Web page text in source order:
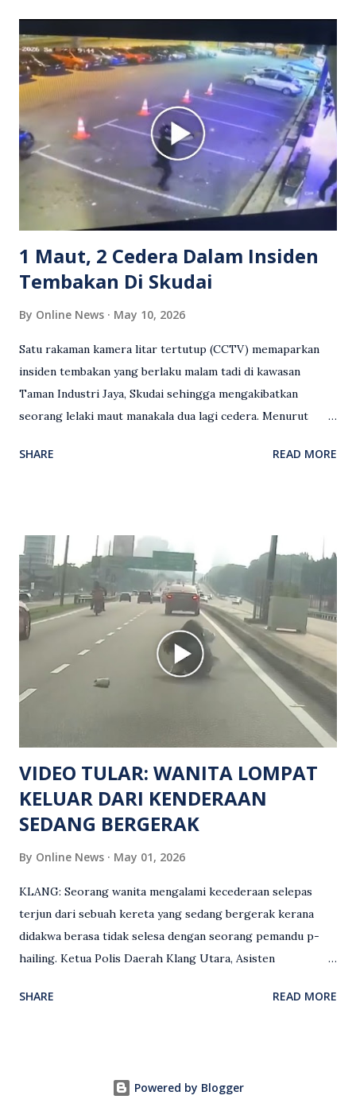
Grab bertindak mempertahankan wanita terbabit sebelum
berlaku pertikaman lidah antara kedua-dua pihak. Video
berkenaan kini tular di media sosial dan mendapat pelbagai
reaksi orang ramai. Antara komen orang awam yang tular di
media sosial mengenai insiden tersebut ialah ramai yang
meluahkan rasa marah terhadap tindakan lelaki berkenaan
serta memuji pemandu Grab kerana campur tangan.
Sebahagian netizen turut meminta pihak berkuasa
mengambil tindakan tegas, manakala ada yang bersimpati
terhadap wanita dipercayai menjadi mangs...
1 Maut, 2 Cedera Dalam Insiden
Tembakan Di Skudai
By Online News May 10, 2026
Satu rakaman kamera litar tertutup (CCTV) memaparkan
insiden tembakan yang berlaku malam tadi di kawasan
Taman Industri Jaya, Skudai sehingga mengakibatkan
seorang lelaki maut manakala dua lagi cedera. Menurut
kejadian berlaku sekitar jam 11 malam dan pihak polis
hiburan di kawasan berkenaan. Seorang mangsa disahkan
meninggal dunia di lokasi kejadian akibat terkena tembakan,
manakala seorang lagi mangsa mengalami kecederaan.
Turut dipercayai terdapat seorang lagi individu cedera
namun identitinya masih belum dikenal pasti selepas dibawa
keluar dari lokasi oleh kenalannya. Polis kini sedang giat
mengesan dua suspek yang masih bebas bagi membantu
siasatan lanjut. Kes disiasat mengikut Seksyen 302 Kanun
Keseksaan kerana membunuh. Orang ramai yang mempunyai
maklumat diminta t...
SHARE READ MORE
VIDEO TULAR: WANITA LOMPAT
KELUAR DARI KENDERAAN
SEDANG BERGERAK
By Online News May 01, 2026
KLANG: Seorang wanita mengalami kecederaan selepas
terjun dari sebuah kereta yang sedang bergerak kerana
didakwa berasa tidak selesa dengan seorang pemandu p-
hailing. Ketua Polis Daerah Klang Utara, Asisten
(2 Mei), berkata pemandu berusia 47 tahun itu telah
ketika pengadu sedang membawa dua penumpang. “Tiba-
SHARE READ MORE
Powered by Blogger